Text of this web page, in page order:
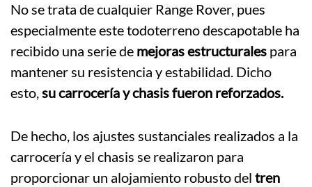
No se trata de cualquier Range Rover, pues
especialmente este todoterreno descapotable ha
recibido una serie de mejoras estructurales para
mantener su resistencia y estabilidad. Dicho
esto,su carrocería y chasis fueron reforzados.
De hecho, los ajustes sustanciales realizados a la
carrocería y el chasis se realizaron para
proporcionar un alojamiento robusto del tren